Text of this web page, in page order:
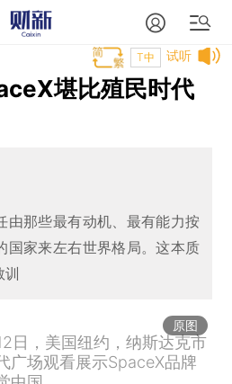
试听
T中
堪比殖民时代
由那些最有动机、最有能力按
国家来左右世界格局。这本质
原图
日，美国纽约，纳斯达克市
广场观看展示SpaceX品牌